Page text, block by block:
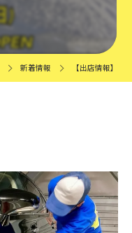
新着情報 【出店情報】